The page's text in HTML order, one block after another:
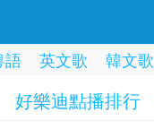
語 英文歌 韓文歌
好樂迪點播排行